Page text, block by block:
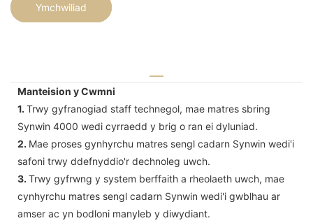
Ymchwiliad
Manteision y Cwmni
1. Trwy gyfranogiad staff technegol, mae matres sbring
Synwin 4000 wedi cyrraedd y brig o ran ei dyluniad.
2. Mae proses gynhyrchu matres sengl cadarn Synwin wedi'i
safoni trwy ddefnyddio'r dechnoleg uwch.
3. Trwy gyfrwng y system berffaith a rheolaeth uwch, mae
cynhyrchu matres sengl cadarn Synwin wedi'i gwblhau ar
amser ac yn bodloni manyleb y diwydiant.